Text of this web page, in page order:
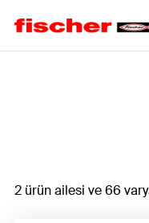
2 ürün ailesi ve 66